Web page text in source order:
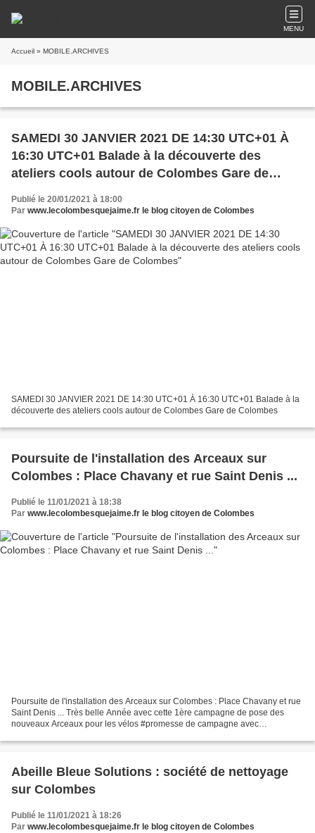
MENU
Accueil » MOBILE.ARCHIVES
MOBILE.ARCHIVES
SAMEDI 30 JANVIER 2021 DE 14:30 UTC+01 À
16:30 UTC+01 Balade à la découverte des
ateliers cools autour de Colombes Gare de
Colombes
Publié le 20/01/2021 à 18:00
Par www.lecolombesquejaime.fr le blog citoyen de Colombes
SAMEDI 30 JANVIER 2021 DE 14:30 UTC+01 À 16:30 UTC+01 Balade à la
découverte des ateliers cools autour de Colombes Gare de Colombes
Poursuite de l'installation des Arceaux sur
Colombes : Place Chavany et rue Saint Denis ...
Publié le 11/01/2021 à 18:38
Par www.lecolombesquejaime.fr le blog citoyen de Colombes
Poursuite de l'installation des Arceaux sur Colombes : Place Chavany et rue
Saint Denis ... Très belle Année avec cette 1ère campagne de pose des
nouveaux Arceaux pour les vélos #promesse de campagne avec
Abeille Bleue Solutions : société de nettoyage
sur Colombes
Publié le 11/01/2021 à 18:26
Par www.lecolombesquejaime.fr le blog citoyen de Colombes